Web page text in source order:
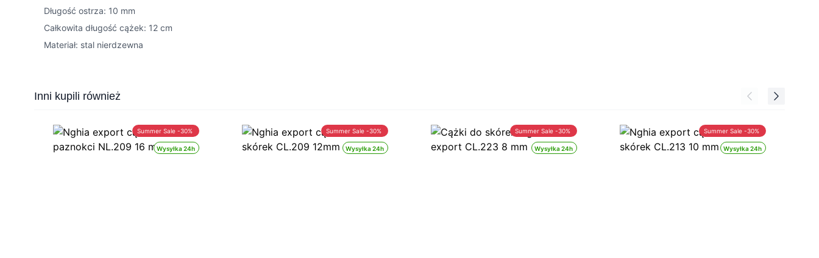
Długość ostrza: 10 mm
Całkowita długość cążek: 12 cm
Materiał: stal nierdzewna
Press to skip carousel
Inni kupili również
Wysyłka 24h
Summer Sale -30%
Wysyłka 24h
Summer Sale -30%
Wysyłka 24h
Summer Sale -30%
Wysyłka 24h
Summer Sale -30%